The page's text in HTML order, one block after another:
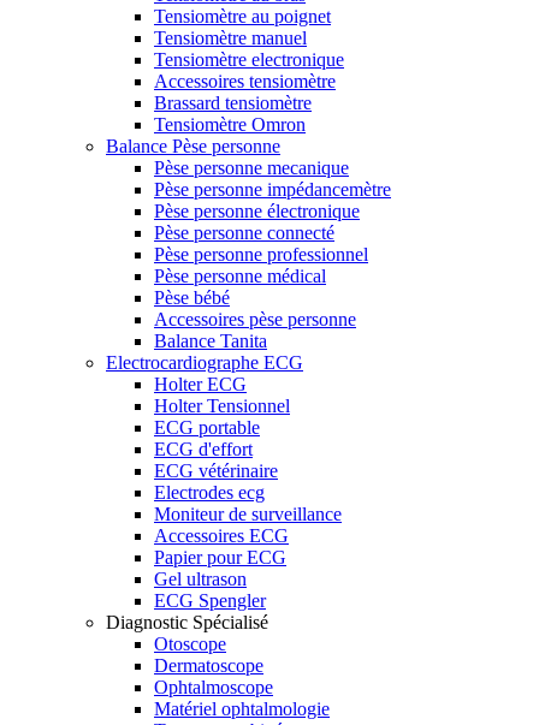
Tensiomètre au poignet
Tensiomètre manuel
Tensiomètre electronique
Accessoires tensiomètre
Brassard tensiomètre
Tensiomètre Omron
Balance Pèse personne
Pèse personne mecanique
Pèse personne impédancemètre
Pèse personne électronique
Pèse personne connecté
Pèse personne professionnel
Pèse personne médical
Pèse bébé
Accessoires pèse personne
Balance Tanita
Electrocardiographe ECG
Holter ECG
Holter Tensionnel
ECG portable
ECG d'effort
ECG vétérinaire
Electrodes ecg
Moniteur de surveillance
Accessoires ECG
Papier pour ECG
Gel ultrason
ECG Spengler
Diagnostic Spécialisé
Otoscope
Dermatoscope
Ophtalmoscope
Matériel ophtalmologie